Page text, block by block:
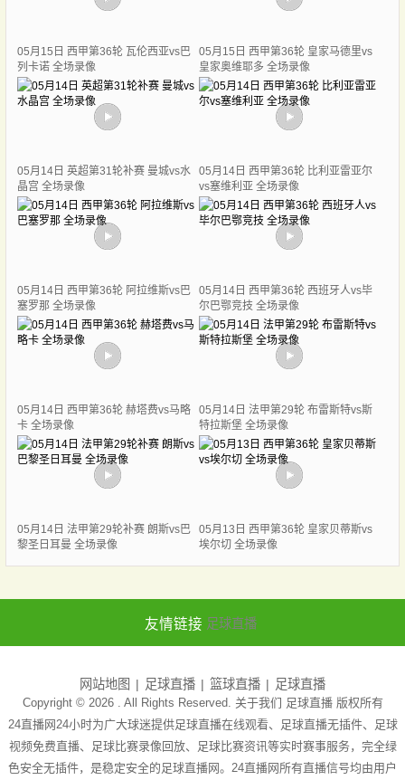
05月15日 西甲第36轮 瓦伦西亚vs巴
列卡诺 全场录像
05月15日 西甲第36轮 皇家马德里vs
皇家奥维耶多 全场录像
05月14日 英超第31轮补赛 曼城vs水
晶宫 全场录像
05月14日 西甲第36轮 比利亚雷亚尔
vs塞维利亚 全场录像
05月14日 西甲第36轮 阿拉维斯vs巴
塞罗那 全场录像
05月14日 西甲第36轮 西班牙人vs毕
尔巴鄂竞技 全场录像
05月14日 西甲第36轮 赫塔费vs马略
卡 全场录像
05月14日 法甲第29轮 布雷斯特vs斯
特拉斯堡 全场录像
05月14日 法甲第29轮补赛 朗斯vs巴
黎圣日耳曼 全场录像
05月13日 西甲第36轮 皇家贝蒂斯vs
埃尔切 全场录像
友情链接 足球直播
网站地图 足球直播 篮球直播 足球直播
Copyright © 2026 . All Rights Reserved. 关于我们 足球直播版权所有
24直播网24小时为广大球迷提供足球直播在线观看、足球直播无插件、足球
视频免费直播、足球比赛录像回放、足球比赛资讯等实时赛事服务，完全绿
色安全无插件，是稳定安全的足球直播网。24直播网所有直播信号均由用户